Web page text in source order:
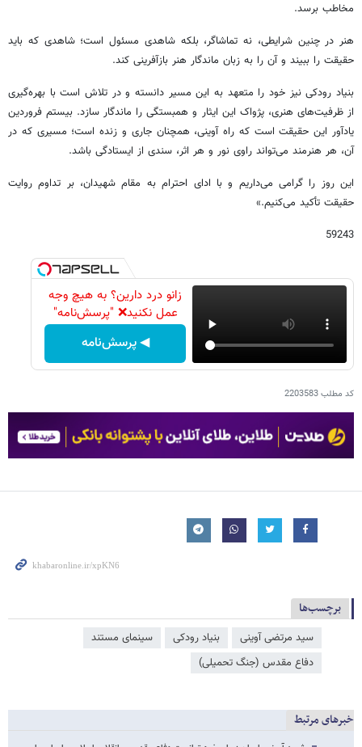
مخاطب برسد.
هنر در چنین شرایطی، نه تماشاگر، بلکه شاهدی مسئول است؛ شاهدی که باید
حقیقت را ببیند و آن را به زبان ماندگار هنر بازآفرینی کند.
بنیاد رودکی نیز خود را متعهد به این مسیر دانسته و در تلاش است با بهره‌گیری
از ظرفیت‌های هنری، پژواک این ایثار و همبستگی را ماندگار سازد. بیستم فروردین
یادآور این حقیقت است که راه آوینی، همچنان جاری و زنده است؛ مسیری که در
آن، هر هنرمند می‌تواند راوی نور و هر اثر، سندی از ایستادگی باشد.
این روز را گرامی می‌داریم و با ادای احترام به مقام شهیدان، بر تداوم روایت
حقیقت تأکید می‌کنیم.»
59243
زانو درد دارین؟ به هیچ وجه
عمل نکنید❌ "پرسش‌نامه"
◀ پرسش‌نامه
کد مطلب2203583
برچسب‌ها
سید مرتضی آوینی بنیاد رودکی
سینمای مستند
دفاع مقدس (جنگ تحمیلی)
خبرهای مرتبط